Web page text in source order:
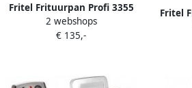
Fritel Frituurpan Profi 3355
Professionele Frietketel met
Antistofdeksel Friteuse voor
Verwarmingselement
2 webshops
€ 135,-
Fritel